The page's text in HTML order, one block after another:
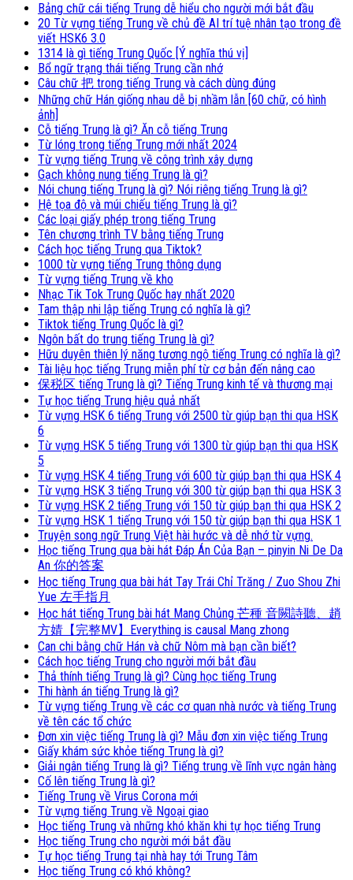
Bảng chữ cái tiếng Trung dễ hiểu cho người mới bắt đầu
20 Từ vựng tiếng Trung về chủ đề AI trí tuệ nhân tạo trong đề
viết HSK6 3.0
1314 là gì tiếng Trung Quốc [Ý nghĩa thú vị]
Bổ ngữ trạng thái tiếng Trung cần nhớ
Câu chữ 把 trong tiếng Trung và cách dùng đúng
Những chữ Hán giống nhau dễ bị nhầm lẫn [60 chữ, có hình
ảnh]
Cỗ tiếng Trung là gì? Ăn cỗ tiếng Trung
Từ lóng trong tiếng Trung mới nhất 2024
Từ vựng tiếng Trung về công trình xây dựng
Gạch không nung tiếng Trung là gì?
Nói chung tiếng Trung là gì? Nói riêng tiếng Trung là gì?
Hệ tọa độ và múi chiếu tiếng Trung là gì?
Các loại giấy phép trong tiếng Trung
Tên chương trình TV bằng tiếng Trung
Cách học tiếng Trung qua Tiktok?
1000 từ vựng tiếng Trung thông dụng
Từ vựng tiếng Trung về kho
Nhạc Tik Tok Trung Quốc hay nhất 2020
Tam thập nhi lập tiếng Trung có nghĩa là gì?
Tiktok tiếng Trung Quốc là gì?
Ngôn bất do trung tiếng Trung là gì?
Hữu duyên thiên lý năng tương ngộ tiếng Trung có nghĩa là gì?
Tài liệu học tiếng Trung miễn phí từ cơ bản đến nâng cao
保税区 tiếng Trung là gì? Tiếng Trung kinh tế và thương mại
Tự học tiếng Trung hiệu quả nhất
Từ vựng HSK 6 tiếng Trung với 2500 từ giúp bạn thi qua HSK
6
Từ vựng HSK 5 tiếng Trung với 1300 từ giúp bạn thi qua HSK
5
Từ vựng HSK 4 tiếng Trung với 600 từ giúp bạn thi qua HSK 4
Từ vựng HSK 3 tiếng Trung với 300 từ giúp bạn thi qua HSK 3
Từ vựng HSK 2 tiếng Trung với 150 từ giúp bạn thi qua HSK 2
Từ vựng HSK 1 tiếng Trung với 150 từ giúp bạn thi qua HSK 1
Truyện song ngữ Trung Việt hài hước và dễ nhớ từ vựng.
Học tiếng Trung qua bài hát Đáp Án Của Bạn – pinyin Ni De Da
An 你的答案
Học tiếng Trung qua bài hát Tay Trái Chỉ Trăng / Zuo Shou Zhi
Yue 左手指月
Học hát tiếng Trung bài hát Mang Chủng 芒種 音闕詩聽、趙
方婧【完整MV】Everything is causal Mang zhong
Can chi bằng chữ Hán và chữ Nôm mà bạn cần biết?
Cách học tiếng Trung cho người mới bắt đầu
Thả thính tiếng Trung là gì? Cùng học tiếng Trung
Thi hành án tiếng Trung là gì?
Từ vựng tiếng Trung về các cơ quan nhà nước và tiếng Trung
về tên các tổ chức
Đơn xin việc tiếng Trung là gì? Mẫu đơn xin việc tiếng Trung
Giấy khám sức khỏe tiếng Trung là gì?
Giải ngân tiếng Trung là gì? Tiếng trung về lĩnh vực ngân hàng
Cố lên tiếng Trung là gì?
Tiếng Trung về Virus Corona mới
Từ vựng tiếng Trung về Ngoại giao
Học tiếng Trung và những khó khăn khi tự học tiếng Trung
Học tiếng Trung cho người mới bắt đầu
Tự học tiếng Trung tại nhà hay tới Trung Tâm
Học tiếng Trung có khó không?